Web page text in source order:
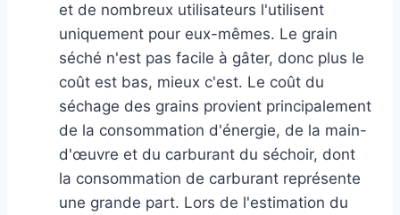
et de nombreux utilisateurs l'utilisent
uniquement pour eux-mêmes. Le grain
séché n'est pas facile à gâter, donc plus le
coût est bas, mieux c'est. Le coût du
séchage des grains provient principalement
de la consommation d'énergie, de la main-
d'œuvre et du carburant du séchoir, dont
la consommation de carburant représente
une grande part. Lors de l'estimation du